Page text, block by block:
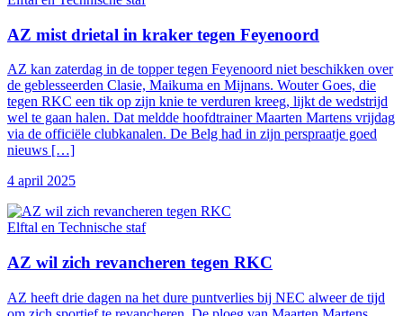
AZ mist drietal in kraker tegen Feyenoord
AZ kan zaterdag in de topper tegen Feyenoord niet beschikken over
de geblesseerden Clasie, Maikuma en Mijnans. Wouter Goes, die
tegen RKC een tik op zijn knie te verduren kreeg, lijkt de wedstrijd
wel te gaan halen. Dat meldde hoofdtrainer Maarten Martens vrijdag
via de officiële clubkanalen. De Belg had in zijn perspraatje goed
nieuws […]
4 april 2025
Elftal en Technische staf
AZ wil zich revancheren tegen RKC
AZ heeft drie dagen na het dure puntverlies bij NEC alweer de tijd